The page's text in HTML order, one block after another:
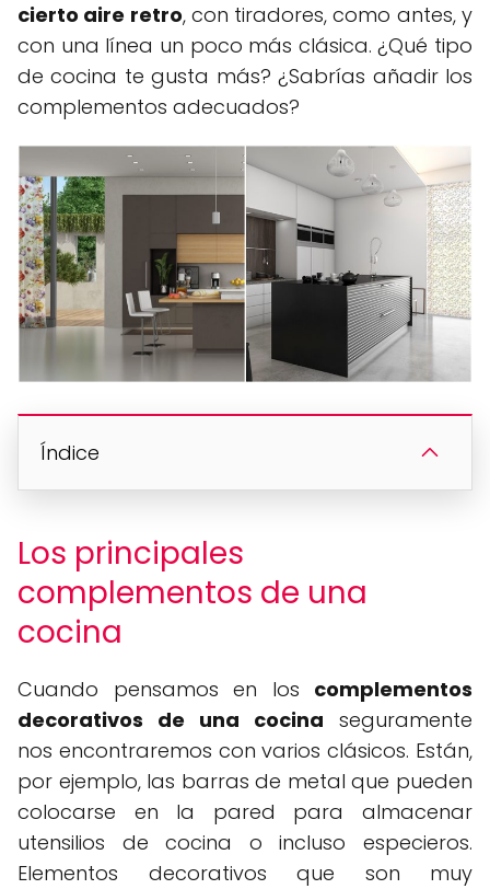
cierto aire retro, con tiradores, como antes, y
con una línea un poco más clásica. ¿Qué tipo
de cocina te gusta más? ¿Sabrías añadir los
complementos adecuados?
Índice
Los principales
complementos de una
cocina
Cuando pensamos en los complementos
decorativos de una cocina seguramente
nos encontraremos con varios clásicos. Están,
por ejemplo, las barras de metal que pueden
colocarse en la pared para almacenar
utensilios de cocina o incluso especieros.
Elementos decorativos que son muy